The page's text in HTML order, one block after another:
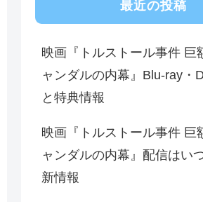
最近の投稿
映画『トルストール事件 巨
ャンダルの内幕』Blu-ray・
と特典情報
映画『トルストール事件 巨
ャンダルの内幕』配信はい
新情報